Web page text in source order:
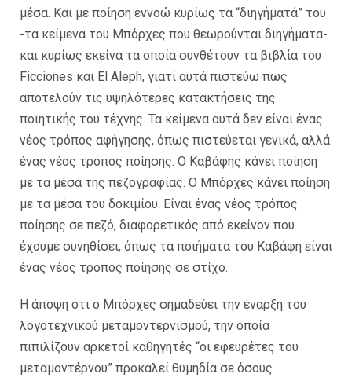
μέσα. Και με ποίηση εννοώ κυρίως τα “διηγήματά” του
-τα κείμενα του Μπόρχες που θεωρούνται διηγήματα-
και κυρίως εκείνα τα οποία συνθέτουν τα βιβλία του
Ficciones και El Aleph, γιατί αυτά πιστεύω πως
αποτελούν τις υψηλότερες κατακτήσεις της
ποιητικής του τέχνης. Τα κείμενα αυτά δεν είναι ένας
νέος τρόπος αφήγησης, όπως πιστεύεται γενικά, αλλά
ένας νέος τρόπος ποίησης. Ο Καβάφης κάνει ποίηση
με τα μέσα της πεζογραφίας. Ο Μπόρχες κάνει ποίηση
με τα μέσα του δοκιμίου. Είναι ένας νέος τρόπος
ποίησης σε πεζό, διαφορετικός από εκείνον που
έχουμε συνηθίσει, όπως τα ποιήματα του Καβάφη είναι
ένας νέος τρόπος ποίησης σε στίχο.
Η άποψη ότι ο Μπόρχες σημαδεύει την έναρξη του
λογοτεχνικού μεταμοντερνισμού, την οποία
πιπιλίζουν αρκετοί καθηγητές “οι εφευρέτες του
μεταμοντέρνου” προκαλεί θυμηδία σε όσους